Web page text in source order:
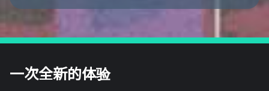
一次全新的体验